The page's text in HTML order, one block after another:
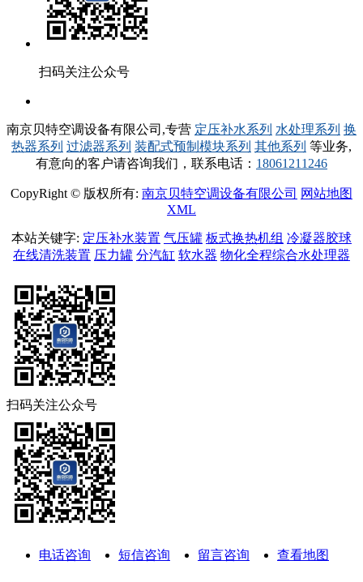
扫码关注公众号
南京贝特空调设备有限公司,专营 定压补水系列 水处理系列 换
热器系列 过滤器系列 装配式预制模块系列 其他系列 等业务,
有意向的客户请咨询我们，联系电话： 18061211246
CopyRight © 版权所有: 南京贝特空调设备有限公司 网站地图
XML
本站关键字: 定压补水装置 气压罐 板式换热机组 冷凝器胶球
在线清洗装置 压力罐 分汽缸 软水器 物化全程综合水处理器
扫码关注公众号
电话咨询 短信咨询 留言咨询 查看地图